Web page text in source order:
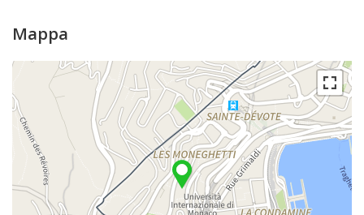
Mappa